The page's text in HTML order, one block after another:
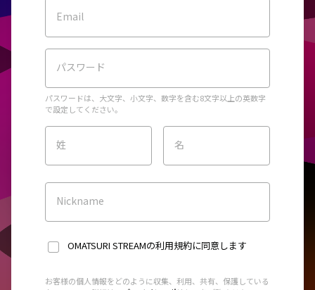
Email
パスワード
パスワードは、大文字、小文字、数字を含む8文字以上の英数字
で設定してください。
姓 名
Nickname
OMATSURI STREAMの利用規約に同意します
お客様の個人情報をどのように収集、利用、共有、保護している